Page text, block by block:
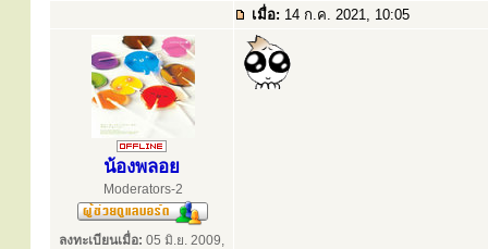
เมื่อ: 14 ก.ค. 2021, 10:05
น้องพลอย
Moderators-2
ลงทะเบียนเมื่อ: 05 มิ.ย. 2009,